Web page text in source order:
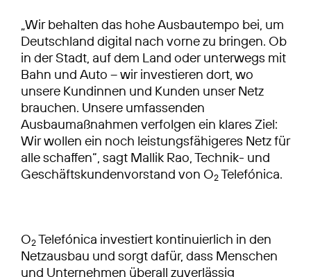
„Wir behalten das hohe Ausbautempo bei, um
Deutschland digital nach vorne zu bringen. Ob
in der Stadt, auf dem Land oder unterwegs mit
Bahn und Auto – wir investieren dort, wo
unsere Kundinnen und Kunden unser Netz
brauchen. Unsere umfassenden
Ausbaumaßnahmen verfolgen ein klares Ziel:
Wir wollen ein noch leistungsfähigeres Netz für
alle schaffen“, sagt Mallik Rao, Technik- und
Geschäftskundenvorstand von O2Telefónica.
O2Telefónica investiert kontinuierlich in den
Netzausbau und sorgt dafür, dass Menschen
und Unternehmen überall zuverlässig